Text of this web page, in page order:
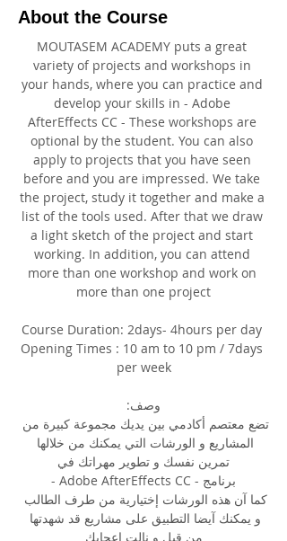
About the Course
MOUTASEM ACADEMY puts a great
variety of projects and workshops in
your hands, where you can practice and
develop your skills in - Adobe
AfterEffects CC - These workshops are
optional by the student. You can also
apply to projects that you have seen
before and you are impressed. We take
the project, study it together and make a
list of the tools used. After that we draw
a light sketch of the project and start
working. In addition, you can attend
more than one workshop and work on
more than one project
Course Duration: 2days- 4hours per day
Opening Times : 10 am to 10 pm / 7days
per week
وصف:
تضع معتصم أكادمي بين يديك مجموعة كبيرة من
المشاريع و الورشات التي يمكنك من خلالها
تمرين نفسك و تطوير مهراتك في
برنامج - Adobe AfterEffects CC -
كما آن هذه الورشات إختيارية من طرف الطالب
و يمكنك آيضا التطبيق على مشاريع قد شهدتها
من قبل و نالت إعجابك